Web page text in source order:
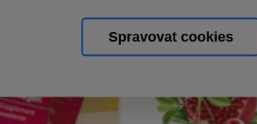
Spravovat cookies